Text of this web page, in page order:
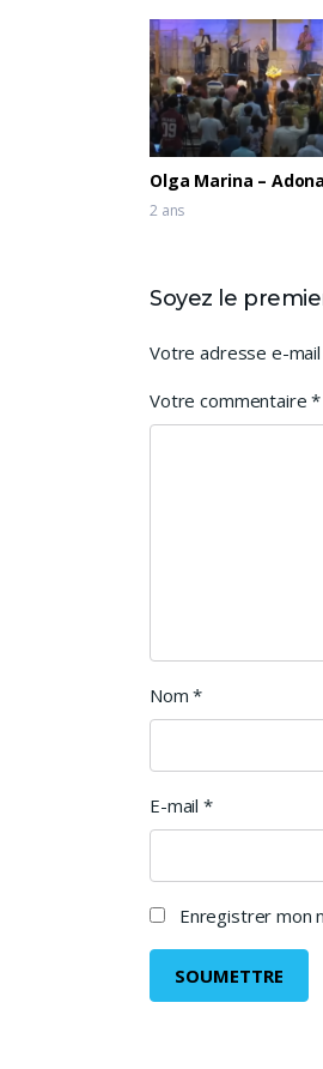
Olga Marina –
2 ans
Soyez le
Votre adresse e-
Votre commentaire*
Nom*
E-mail *
Enregistrer mon